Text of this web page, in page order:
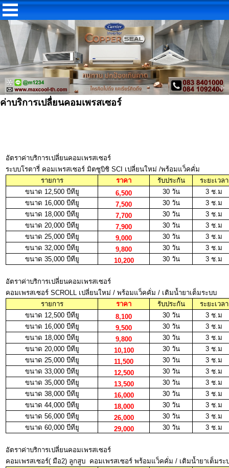
ค่าบริการเปลื่ยนคอมเพรสเซอร์
อัตราค่าบริการเปลี่ยนคอมเพรสเซอร์
ระบบโรตารี่ คอมเพรสเซอร์ มิตซูบิชิ SCI เปลี่ยนใหม่ /พร้อมแว็คคั่ม
รายการ
ราคา รับประกัน
ระยะเวลา
ขนาด 12,500 บีทียู
6,500 30 วัน
3 ช.ม
ขนาด 16,000 บีทียู
7,500 30 วัน
3 ช.ม
ขนาด 18,000 บีทียู
7,700 30 วัน
3 ช.ม
ขนาด 20,000 บีทียู
7,900 30 วัน
3 ช.ม
ขนาด 25,000 บีทียู
9,000 30 วัน
3 ช.ม
ขนาด 32,000 บีทียู
9,800 30 วัน
3 ช.ม
ขนาด 35,000 บีทียู
10,200 30 วัน 3 ช.ม
อัตราค่าบริการเปลี่ยนคอมเพรสเซอร์
คอมเพรสเซอร์ SCROLL เปลี่ยนใหม่ / พร้อมแว็คคั่ม / เติมน้ำยาเต็มระบบ
รายการ
ราคา รับประกัน
ระยะเวลา
ขนาด 12,500 บีทียู
8,100 30 วัน
3 ช.ม
ขนาด 16,000 บีทียู
9,500 30 วัน
3 ช.ม
ขนาด 18,000 บีทียู
9,800 30 วัน
3 ช.ม
ขนาด 20,000 บีทียู
10,100 30 วัน
3 ช.ม
ขนาด 25,000 บีทียู
11,500 30 วัน
3 ช.ม
ขนาด 33,000 บีทียู
12,500 30 วัน
3 ช.ม
ขนาด 35,000 บีทียู
13,500 30 วัน
3 ช.ม
ขนาด 38,000 บีทียู
16,000 30 วัน
3 ช.ม
ขนาด 44,000 บีทียู
18,000 30 วัน
3 ช.ม
ขนาด 56,000 บีทียู
26,000 30 วัน
3 ช.ม
ขนาด 60,000 บีทียู
29,000 30 วัน 3 ช.ม
อัตราค่าบริการเปลี่ยนคอมเพรสเซอร์
คอมเพรสเซอร์( มือ2) ลูกสูบ คอมเพรสเซอร์ พร้อมแว็คคั่ม / เติมน้ำยาเต็มระ